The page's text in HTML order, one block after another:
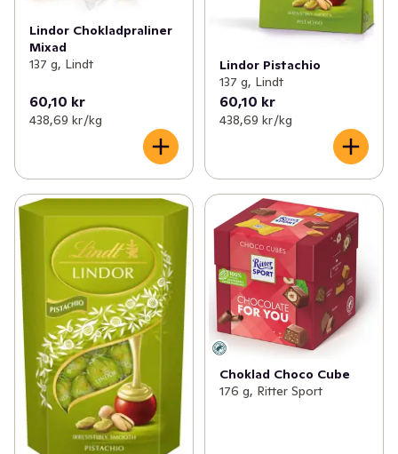
Lindor Chokladpraliner
Mixad
137 g, Lindt
60,10 kr
438,69 kr /kg
Lindor Pistachio
137 g, Lindt
60,10 kr
438,69 kr /kg
Choklad Choco Cube
176 g, Ritter Sport